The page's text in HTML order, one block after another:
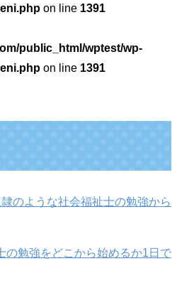
on line 1391
public_html/wptest/wp-
on line 1391
のような社会福祉士の勉強から
勉強をどこから始めるか1日で